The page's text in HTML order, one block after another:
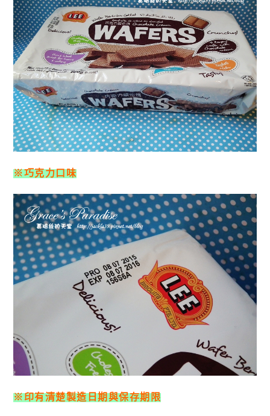
※巧克力口味
※印有清楚製造日期與保存期限